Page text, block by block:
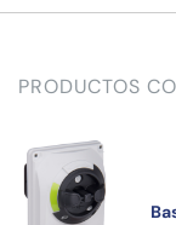
PRODUCTOS